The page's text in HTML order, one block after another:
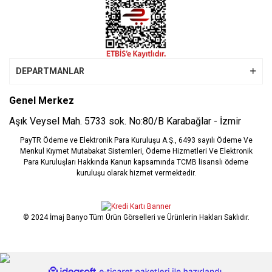
DEPARTMANLAR
Genel Merkez
Aşık Veysel Mah. 5733 sok. No:80/B Karabağlar - İzmir
PayTR Ödeme ve Elektronik Para Kuruluşu A.Ş., 6493 sayılı Ödeme Ve
Menkul Kıymet Mutabakat Sistemleri, Ödeme Hizmetleri Ve Elektronik
Para Kuruluşları Hakkında Kanun kapsamında TCMB lisanslı ödeme
kuruluşu olarak hizmet vermektedir.
© 2024 İmaj Banyo Tüm Ürün Görselleri ve Ürünlerin Hakları Saklıdır.